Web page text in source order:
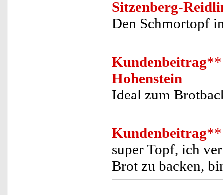
Sitzenberg-
Den Schmortopf
Kundenbeitrag**
Hohenstein
Ideal zum
Kundenbeitrag**
super Topf, ich
Brot zu backen,